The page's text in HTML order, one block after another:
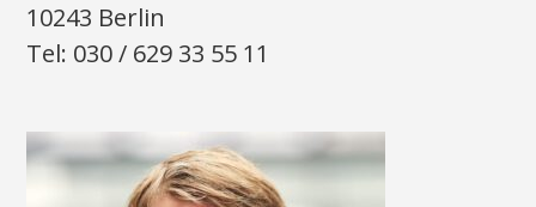
10243 Berlin
Tel: 030 / 629 33 55 11